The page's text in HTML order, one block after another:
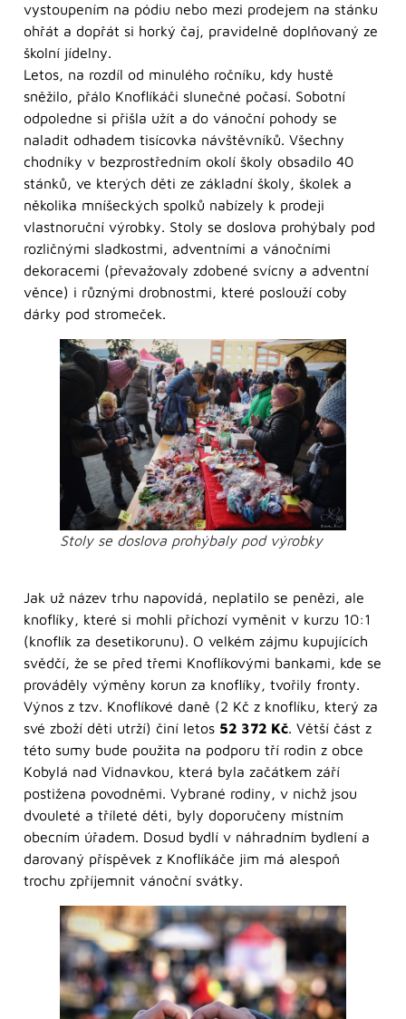
vystoupením na pódiu nebo mezi prodejem na stánku
ohřát a dopřát si horký čaj, pravidelně doplňovaný ze
školní jídelny.
Letos, na rozdíl od minulého ročníku, kdy hustě
sněžilo, přálo Knoflíkáči slunečné počasí. Sobotní
odpoledne si přišla užít a do vánoční pohody se
naladit odhadem tisícovka návštěvníků. Všechny
chodníky v bezprostředním okolí školy obsadilo 40
stánků, ve kterých děti ze základní školy, školek a
několika mníšeckých spolků nabízely k prodeji
vlastnoruční výrobky. Stoly se doslova prohýbaly pod
rozličnými sladkostmi, adventními a vánočními
dekoracemi (převažovaly zdobené svícny a adventní
věnce) i různými drobnostmi, které poslouží coby
dárky pod stromeček.
Stoly se doslova prohýbaly pod výrobky
Jak už název trhu napovídá, neplatilo se penězi, ale
knoflíky, které si mohli příchozí vyměnit v kurzu 10:1
(knoflík za desetikorunu). O velkém zájmu kupujících
svědčí, že se před třemi Knoflíkovými bankami, kde se
prováděly výměny korun za knoflíky, tvořily fronty.
Výnos z tzv. Knoflíkové daně (2 Kč z knoflíku, který za
své zboží děti utrží) činí letos 52 372 Kč. Větší část z
této sumy bude použita na podporu tří rodin z obce
Kobylá nad Vidnavkou, která byla začátkem září
postižena povodněmi. Vybrané rodiny, v nichž jsou
dvouleté a tříleté děti, byly doporučeny místním
obecním úřadem. Dosud bydlí v náhradním bydlení a
darovaný příspěvek z Knoflíkáče jim má alespoň
trochu zpříjemnit vánoční svátky.